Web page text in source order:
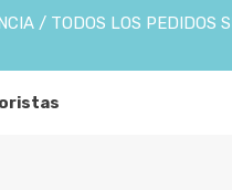
/ TODOS LOS